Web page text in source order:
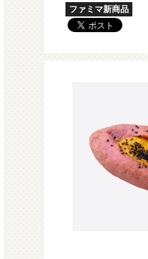
ファミマ新商品